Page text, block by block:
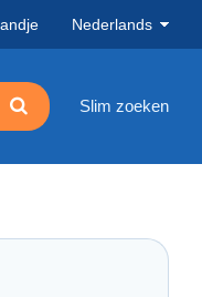
Nederlands
Slim zoeken